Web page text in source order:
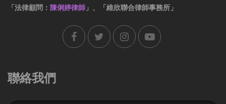
「法律顧問： 陳俐婷律師 」、「維欣聯合律師事務所」
聯絡我們